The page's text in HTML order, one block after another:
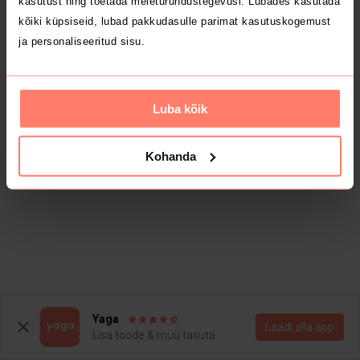
kõiki küpsiseid, lubad pakkudasulle parimat kasutuskogemust
ja personaliseeritud sisu.
Luba kõik
Kohanda
Yaga
Lisa toode & müü tasuta
Laadi alla äpp